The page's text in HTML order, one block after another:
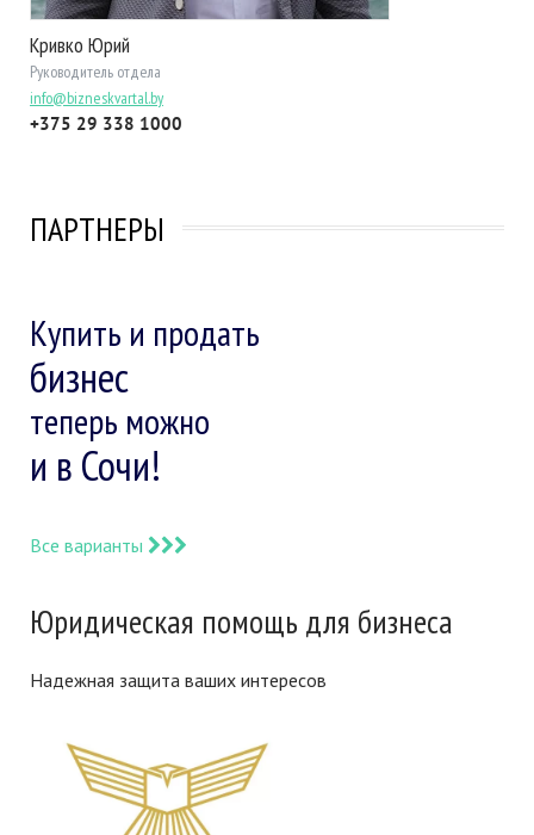
Кривко Юрий
Руководитель отдела
info@bizneskvartal.by
+375 29 338 1000
ПАРТНЕРЫ
Купить и продать
бизнес
теперь можно
и в Сочи!
Все варианты
Юридическая помощь для бизнеса
Надежная защита ваших интересов